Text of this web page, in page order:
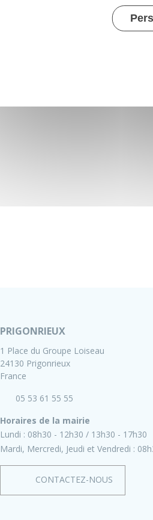
PRIGONRIEUX
1 Place du Groupe Loiseau
24130 Prigonrieux
France
05 53 61 55 55
Horaires de la mairie
Lundi : 08h30 - 12h30
13h30 - 17h30
Mardi, Mercredi, Jeudi et Vendredi :
CONTACTEZ-NOUS